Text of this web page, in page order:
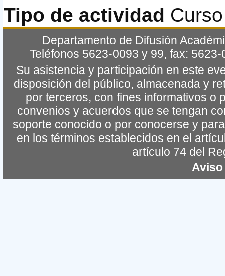
Tipo de actividad Curso
Departamento de Difusión
Teléfonos 5623-0093 y 99, fax:
Su asistencia y participación en este
disposición del público, almacenada y
por terceros, con fines informativos o
convenios y acuerdos que se tengan
soporte conocido o por conocerse y
en los términos establecidos en el
artículo 74 del